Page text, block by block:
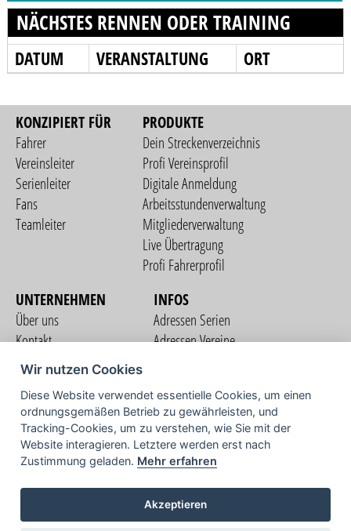
NÄCHSTES RENNEN ODER TRAINING
DATUM VERANSTALTUNG ORT
KONZIPIERT FÜR
Fahrer
Vereinsleiter
Serienleiter
Fans
Teamleiter
PRODUKTE
Dein Streckenverzeichnis
Profi Vereinsprofil
Digitale Anmeldung
Arbeitsstundenverwaltung
Mitgliederverwaltung
Live Übertragung
Profi Fahrerprofil
UNTERNEHMEN
Über uns
Kontakt
Nutzungsbedingungen
Datenschutzerklärung
Impressum
INFOS
Adressen Serien
Adressen Vereine
COMMUNITY
TV
Wir nutzen Cookies
Diese Website verwendet essentielle Cookies, um einen
ordnungsgemäßen Betrieb zu gewährleisten, und
Tracking-Cookies, um zu verstehen, wie Sie mit der
Website interagieren. Letztere werden erst nach
Zustimmung geladen. Mehr erfahren
Akzeptieren